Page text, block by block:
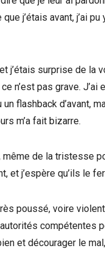
j’étais avant, j’ai
j’étais surprise de la
n’est pas grave.
flashback d’avant,
m’a fait bizarre.
de la tristesse
et j’espère qu’ils le
poussé, voire
compétentes
et décourager le